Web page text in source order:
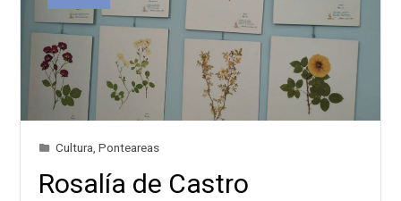
Cultura ,Ponteareas
Rosalía de Castro